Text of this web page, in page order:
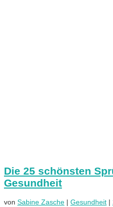
Die 25 schönsten
Gesundheit
von Sabine Zasche | Gesundheit |